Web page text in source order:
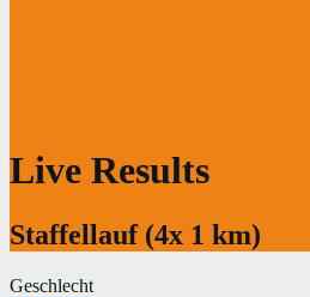
Live Results
Staffellauf (4x 1 km)
Geschlecht